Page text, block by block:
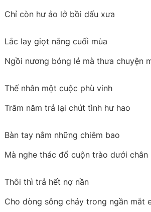
Chỉ còn hư ảo lở bồi dấu xưa
Lắc lay giọt nắng cuối mùa
Ngồi nương bóng lẻ mà thưa chuyện
Thế nhân một cuộc phù vinh
Trăm năm trả lại chút tình hư hao
Bàn tay nắm những chiêm bao
Mà nghe thác đổ cuộn trào dưới chân
Thôi thì trả hết nợ nần
Cho dòng sông chảy trong ngần mắt